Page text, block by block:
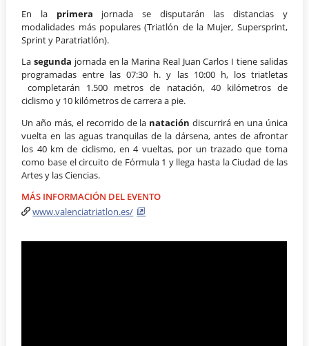
En la primera jornada se disputarán las distancias y
modalidades más populares (Triatlón de la Mujer, Supersprint,
Sprint y Paratriatlón).
Lasegunda jornada en la Marina Real Juan Carlos I tiene salidas
programadas entre las 07:30 h. y las 10:00 h, los triatletas
completarán 1.500 metros de natación, 40 kilómetros de
ciclismo y 10 kilómetros de carrera a pie.
Un año más, el recorrido de la natación discurrirá en una única
vuelta en las aguas tranquilas de la dársena, antes de afrontar
los 40 km de ciclismo, en 4 vueltas, por un trazado que toma
como base el circuito de Fórmula 1 y llega hasta la Ciudad de las
Artes y las Ciencias.
MÁS INFORMACIÓN DEL EVENTO
www.valenciatriatlon.es/